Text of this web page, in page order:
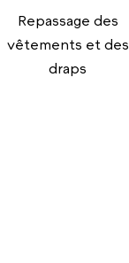
Repassage des
vêtements et des
draps